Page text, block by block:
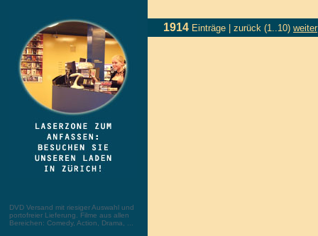
DVD Versand mit riesiger Auswahl und
portofreier Lieferung. Filme aus allen
Bereichen: Comedy, Action, Drama, ...
1914 Einträge | zurück (1..10) weiter